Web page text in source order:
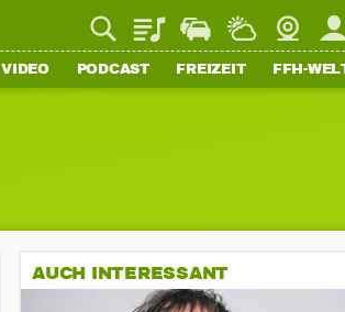
PlaylistStaupilotWetterWebcam
VIDEO PODCAST FREIZEIT FFH-
AUCH INTERESSANT